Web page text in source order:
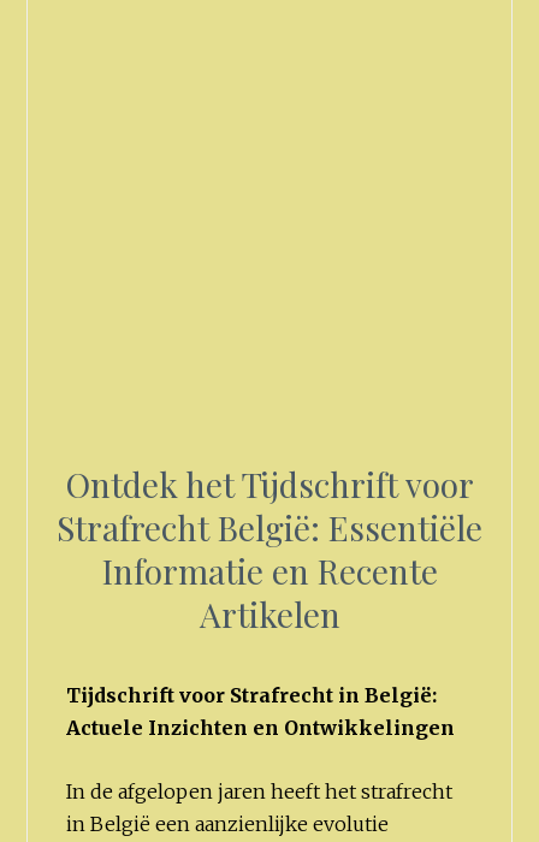
Ontdek het Tijdschrift voor
Strafrecht België: Essentiële
Informatie en Recente
Artikelen
Tijdschrift voor Strafrecht in België:
Actuele Inzichten en Ontwikkelingen
In de afgelopen jaren heeft het strafrecht
in België een aanzienlijke evolutie